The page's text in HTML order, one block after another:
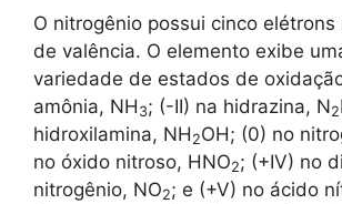
O nitrogênio possui cinco elétrons
de valência. O elemento exibe
variedade de estados de
amônia, NH 3; (-II) na hidrazina, N2
hidroxilamina, NH 2OH; (0) no
no óxido nitroso, HNO2; (+IV) no
nitrogênio, NO2; e (+V) no ácido